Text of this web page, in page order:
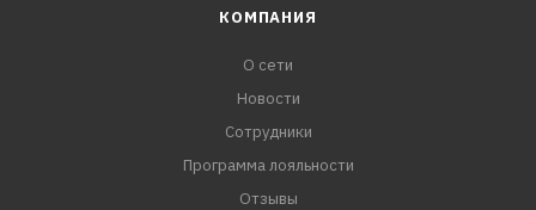
КОМПАНИЯ
О сети
Новости
Сотрудники
Программа лояльности
Отзывы